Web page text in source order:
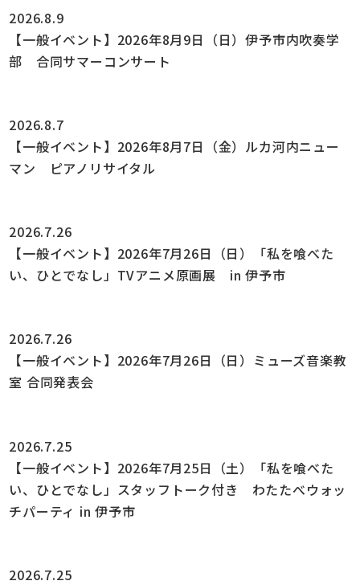
2026.8.9
【一般イベント】2026年8月9日（日）伊予市内吹奏学
部 合同サマーコンサート
2026.8.7
【一般イベント】2026年8月7日（金）ルカ河内ニュー
マン ピアノリサイタル
2026.7.26
【一般イベント】2026年7月26日（日）「私を喰べた
い、ひとでなし」TVアニメ原画展 in 伊予市
2026.7.26
【一般イベント】2026年7月26日（日）ミューズ音楽教
室 合同発表会
2026.7.25
【一般イベント】2026年7月25日（土）「私を喰べた
い、ひとでなし」スタッフトーク付き わたたべウォッ
チパーティ in 伊予市
2026.7.25